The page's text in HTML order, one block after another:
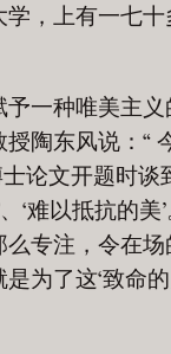
，上有一七十
一种唯美主义
陶东风说：“
论文开题时谈
‘难以抵抗的美
专注，令在场
为了这‘致命的